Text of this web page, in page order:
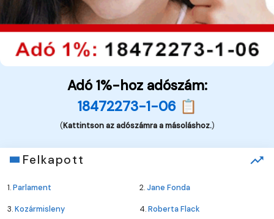
Adó 1%-hoz adószám:
18472273-1-06 📋
(Kattintson az adószámra a másoláshoz.)
Felkapott
1.Parlament 2.Jane Fonda
3.Kozármisleny 4.Roberta Flack